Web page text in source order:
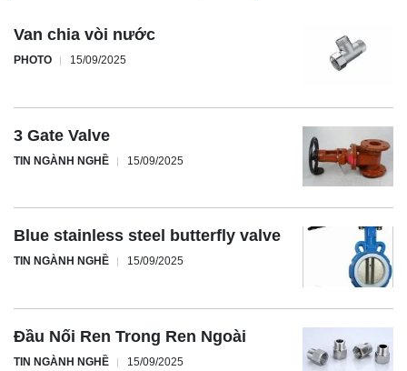
Van chia vòi nước
PHOTO 15/09/2025
3 Gate Valve
TIN NGÀNH NGHỀ 15/09/2025
Blue stainless steel butterfly valve
TIN NGÀNH NGHỀ 15/09/2025
Đầu Nối Ren Trong Ren Ngoài
TIN NGÀNH NGHỀ 15/09/2025